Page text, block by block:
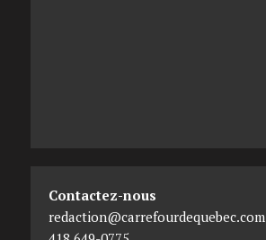
Contactez-nous
redaction@carrefourdequebec.com